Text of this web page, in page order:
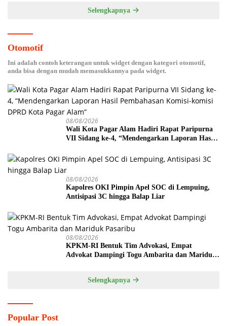
Selengkapnya
Otomotif
Ini adalah contoh keterangan untuk widget dengan kategori otomotif,
anda bisa dengan mudah memasukkannya pada widget.
08/08/2026
Wali Kota Pagar Alam Hadiri Rapat Paripurna
VII Sidang ke-4, “Mendengarkan Laporan Hasil
Alam”
08/08/2026
Kapolres OKI Pimpin Apel SOC di Lempuing,
Antisipasi 3C hingga Balap Liar
08/08/2026
KPKM-RI Bentuk Tim Advokasi, Empat
Advokat Dampingi Togu Ambarita dan Mariduk
Selengkapnya
Popular Post